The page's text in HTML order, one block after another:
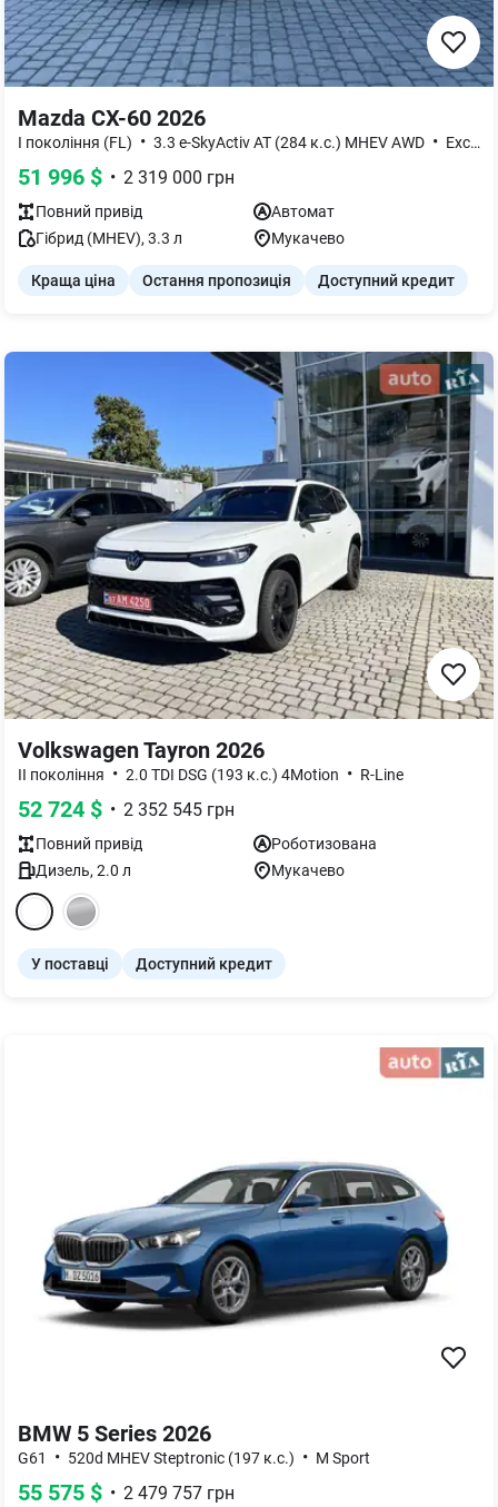
Mazda CX-60 2026
I покоління (FL) • 3.3 e-SkyActiv AT (284 к.с.) MHEV AWD • Exclusive-Line
51 996 $ • 2 319 000 грн
Повний привід
Автомат
Гібрид (MHEV), 3.3 л Мукачево
Краща ціна Остання пропозиція Доступний кредит
Volkswagen Tayron 2026
II покоління • 2.0 TDI DSG (193 к.с.) 4Motion • R-Line
52 724 $ • 2 352 545 грн
Повний привід
Роботизована
Дизель, 2.0 л Мукачево
У поставці Доступний кредит
BMW 5 Series 2026
G61 • 520d MHEV Steptronic (197 к.с.) • M Sport
55 575 $ • 2 479 757 грн